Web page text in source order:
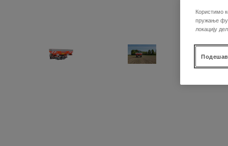
Користимо
пружање
локацију